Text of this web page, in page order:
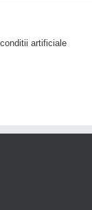
artificiale